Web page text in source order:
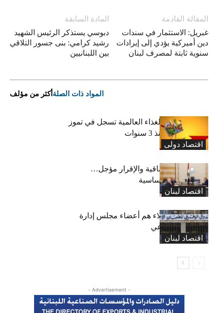
المادة السابقة
دبوسي يستذكر الرئيس الشهيد
رشيد كرامي: بنى جسور التلاقي
بين اللبنانيين
المقالة القادمة
غبريل: الاستثمار في سندات
دين أميركية يؤدي إلى إيرادات
سنوية ثابتة لمصرف لبنان
المواد ذات الصلة أكثر من مؤلف
اقتصاد دولی
“الفاو”: أسعار الغذاء العالمية تسجل في تموز
أعلى مستوى منذ 3 سنوات
اقتصاد لبنان
رسوم النفايات باقية والإقرار مؤجل…
واستثناء لمواد أساسية
اقتصاد لبنان
بعد 19 عاماً: هؤلاء هم أعضاء مجلس إدارة
الضمان الاجتماعي
- Advertisement -